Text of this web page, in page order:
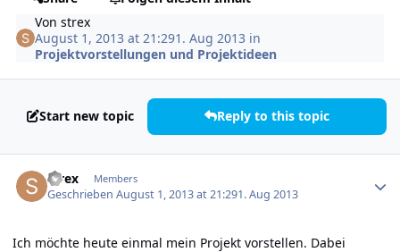
Vonstrex
August 1, 2013 at 21:291. Aug 2013 in
Projektvorstellungen und Projektideen
Start new topic Reply to this topic
strex Members
GeschriebenAugust 1, 2013 at 21:291. Aug 2013
Ich möchte heute einmal mein Projekt vorstellen. Dabei